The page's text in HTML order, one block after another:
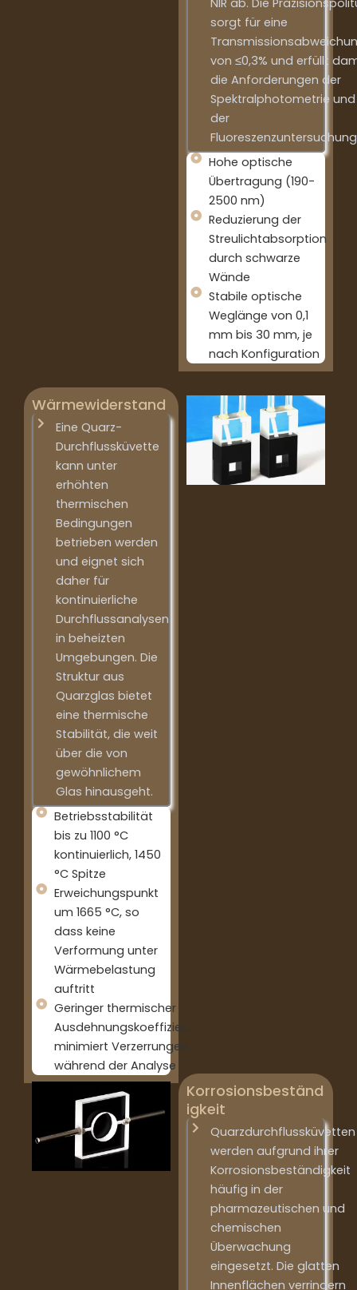
NIR ab. Die
sorgt für eine
von ≤0,3% und erfüllt
die Anforderungen der
Spektralphotometrie und
der
Hohe optische
Übertragung (190-
2500 nm)
Reduzierung der
Streulichtabsorption
durch schwarze
Wände
Stabile optische
Weglänge von 0,1
mm bis 30 mm, je
nach Konfiguration
Wärmewiderstand
Eine Quarz-
Durchflussküvette
kann unter
erhöhten
thermischen
Bedingungen
betrieben werden
und eignet sich
daher für
kontinuierliche
Durchflussanalysen
in beheizten
Umgebungen. Die
Struktur aus
Quarzglas bietet
eine thermische
Stabilität, die weit
über die von
gewöhnlichem
Glas hinausgeht.
Betriebsstabilität
bis zu 1100 °C
kontinuierlich, 1450
°C Spitze
Erweichungspunkt
um 1665 °C, so
dass keine
Verformung unter
Wärmebelastung
auftritt
Geringer thermischer
Ausdehnungskoeffizient
minimiert Verzerrungen
während der Analyse
Korrosionsbeständ
igkeit
Quarzdurchflussküvetten
werden aufgrund ihrer
Korrosionsbeständigkeit
häufig in der
pharmazeutischen und
chemischen
Überwachung
eingesetzt. Die glatten
Innenflächen verringern